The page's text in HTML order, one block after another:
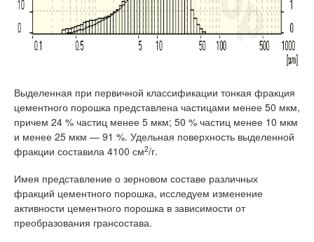
Выделенная при первичной классификации тонкая фракция
цементного порошка представлена частицами менее 50 мкм,
причем 24 % частиц менее 5 мкм; 50 % частиц менее 10 мкм
и менее 25 мкм — 91 %. Удельная поверхность выделенной
фракции составила 4100 см2/г.
Имея представление о зерновом составе различных
фракций цементного порошка, исследуем изменение
активности цементного порошка в зависимости от
преобразования грансостава.